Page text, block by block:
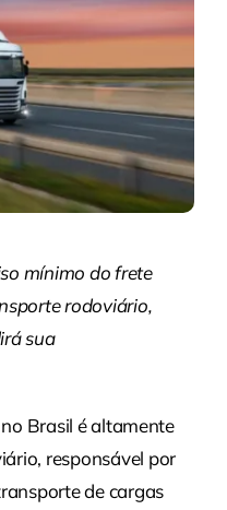
mínimo do frete
rodoviário,
sua
Brasil é altamente
responsável por
de cargas